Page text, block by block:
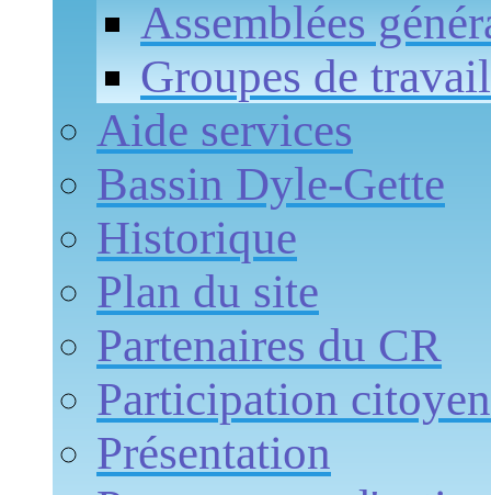
Assemblées
Groupes de travail
Aide services
Bassin Dyle-Gette
Historique
Plan du site
Partenaires du CR
Participation
Présentation